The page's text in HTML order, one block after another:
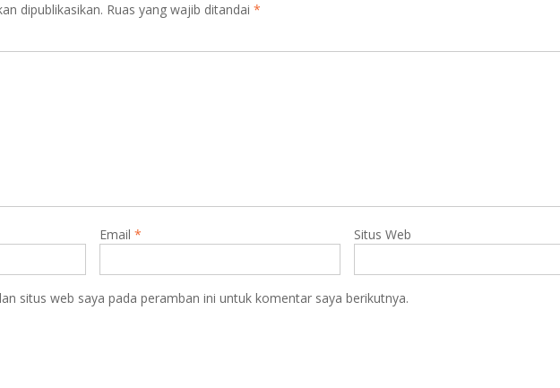
dipublikasikan. Ruas yang wajib ditandai *
Email * Situs Web
situs web saya pada peramban ini untuk komentar saya berikutnya.